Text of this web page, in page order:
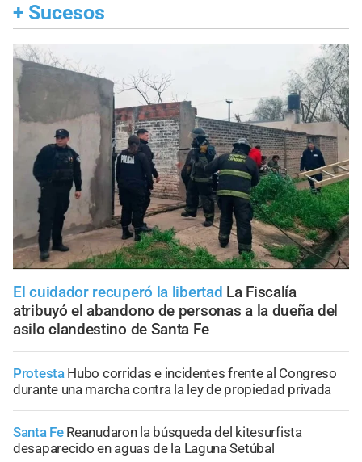
+ Sucesos
El cuidador recuperó la libertad La Fiscalía
atribuyó el abandono de personas a la dueña del
asilo clandestino de Santa Fe
Protesta Hubo corridas e incidentes frente al Congreso
durante una marcha contra la ley de propiedad privada
Santa Fe Reanudaron la búsqueda del kitesurfista
desaparecido en aguas de la Laguna Setúbal